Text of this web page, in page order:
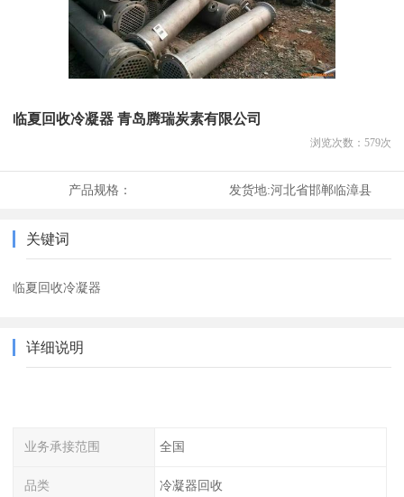
临夏回收冷凝器 青岛腾瑞炭素有限公司
浏览次数： 579次
产品规格： 发货地:河北省邯郸临漳县
关键词
临夏回收冷凝器
详细说明
业务承接范围 全国
品类 冷凝器回收